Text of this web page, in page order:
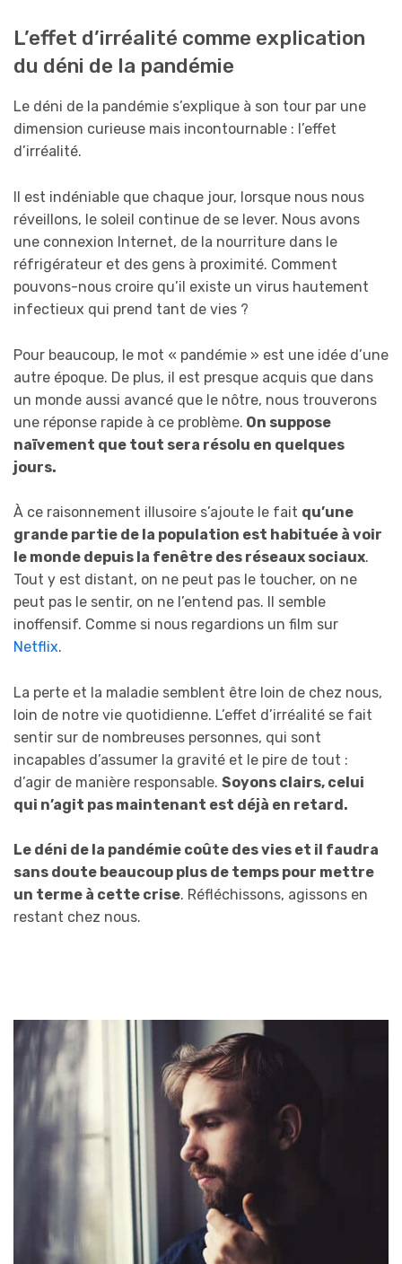
L’effet d’irréalité comme explication
du déni de la pandémie
Le déni de la pandémie s’explique à son tour par une
dimension curieuse mais incontournable : l’effet
d’irréalité.
Il est indéniable que chaque jour, lorsque nous nous
réveillons, le soleil continue de se lever. Nous avons
une connexion Internet, de la nourriture dans le
réfrigérateur et des gens à proximité. Comment
pouvons-nous croire qu’il existe un virus hautement
infectieux qui prend tant de vies ?
Pour beaucoup, le mot « pandémie » est une idée d’une
autre époque. De plus, il est presque acquis que dans
un monde aussi avancé que le nôtre, nous trouverons
une réponse rapide à ce problème. On suppose
naïvement que tout sera résolu en quelques
jours.
À ce raisonnement illusoire s’ajoute le fait qu’une
grande partie de la population est habituée à voir
le monde depuis la fenêtre des réseaux sociaux.
Tout y est distant, on ne peut pas le toucher, on ne
peut pas le sentir, on ne l’entend pas. Il semble
inoffensif. Comme si nous regardions un film sur
Netflix.
La perte et la maladie semblent être loin de chez nous,
loin de notre vie quotidienne. L’effet d’irréalité se fait
sentir sur de nombreuses personnes, qui sont
incapables d’assumer la gravité et le pire de tout :
d’agir de manière responsable. Soyons clairs, celui
qui n’agit pas maintenant est déjà en retard.
Le déni de la pandémie coûte des vies et il faudra
sans doute beaucoup plus de temps pour mettre
un terme à cette crise. Réfléchissons, agissons en
restant chez nous.